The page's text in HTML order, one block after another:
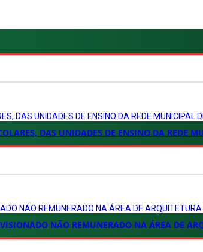
DAS UNIDADES DE ENSINO DA REDE MUNICIPAL
DAS UNIDADES DE ENSINO DA REDE
NÃO REMUNERADO NA ÁREA DE
NÃO REMUNERADO NA ÁREA DE